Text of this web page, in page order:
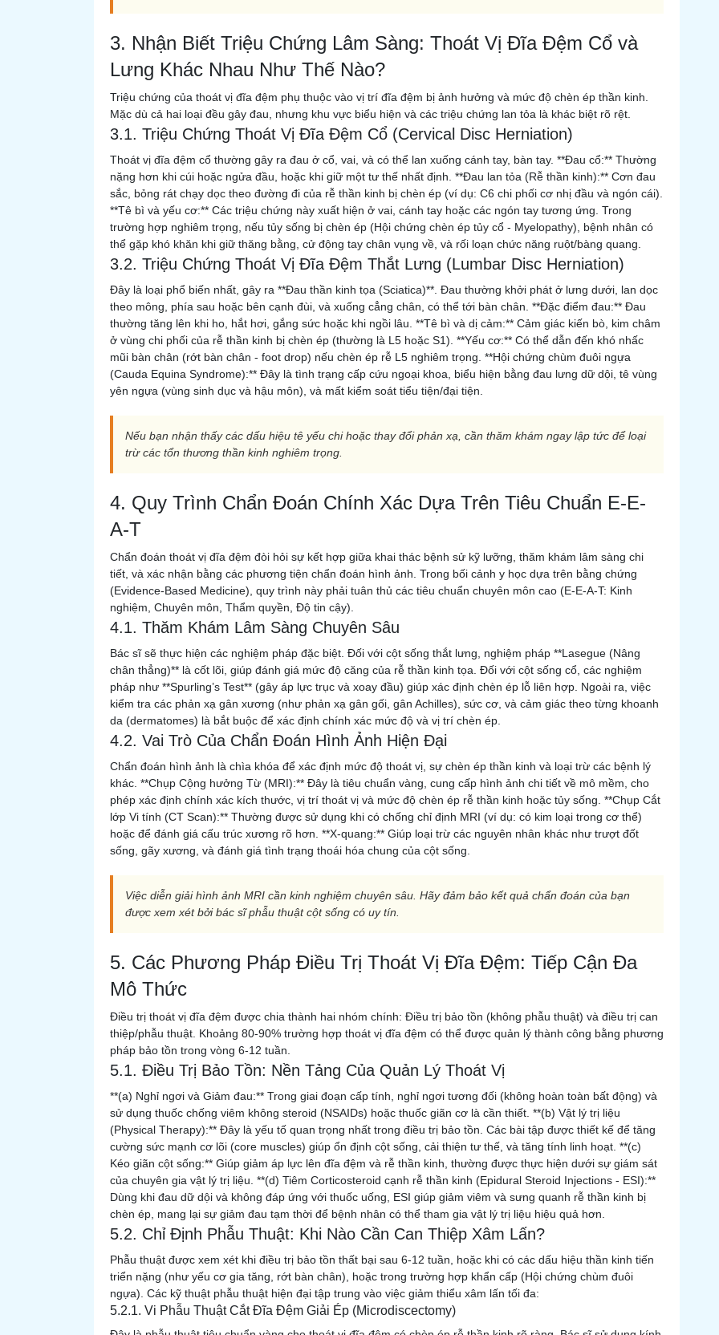
3. Nhận Biết Triệu Chứng Lâm Sàng: Thoát Vị Đĩa Đệm Cổ và
Lưng Khác Nhau Như Thế Nào?
Triệu chứng của thoát vị đĩa đệm phụ thuộc vào vị trí đĩa đệm bị ảnh hưởng và mức độ chèn ép thần kinh.
Mặc dù cả hai loại đều gây đau, nhưng khu vực biểu hiện và các triệu chứng lan tỏa là khác biệt rõ rệt.
3.1. Triệu Chứng Thoát Vị Đĩa Đệm Cổ (Cervical Disc Herniation)
Thoát vị đĩa đệm cổ thường gây ra đau ở cổ, vai, và có thể lan xuống cánh tay, bàn tay. **Đau cổ:** Thường
nặng hơn khi cúi hoặc ngửa đầu, hoặc khi giữ một tư thế nhất định. **Đau lan tỏa (Rễ thần kinh):** Cơn đau
sắc, bỏng rát chạy dọc theo đường đi của rễ thần kinh bị chèn ép (ví dụ: C6 chi phối cơ nhị đầu và ngón cái).
**Tê bì và yếu cơ:** Các triệu chứng này xuất hiện ở vai, cánh tay hoặc các ngón tay tương ứng. Trong
trường hợp nghiêm trọng, nếu tủy sống bị chèn ép (Hội chứng chèn ép tủy cổ - Myelopathy), bệnh nhân có
thể gặp khó khăn khi giữ thăng bằng, cử động tay chân vụng về, và rối loạn chức năng ruột/bàng quang.
3.2. Triệu Chứng Thoát Vị Đĩa Đệm Thắt Lưng (Lumbar Disc Herniation)
Đây là loại phổ biến nhất, gây ra **Đau thần kinh tọa (Sciatica)**. Đau thường khởi phát ở lưng dưới, lan dọc
theo mông, phía sau hoặc bên cạnh đùi, và xuống cẳng chân, có thể tới bàn chân. **Đặc điểm đau:** Đau
thường tăng lên khi ho, hắt hơi, gắng sức hoặc khi ngồi lâu. **Tê bì và dị cảm:** Cảm giác kiến bò, kim châm
ở vùng chi phối của rễ thần kinh bị chèn ép (thường là L5 hoặc S1). **Yếu cơ:** Có thể dẫn đến khó nhấc
mũi bàn chân (rớt bàn chân - foot drop) nếu chèn ép rễ L5 nghiêm trọng. **Hội chứng chùm đuôi ngựa
(Cauda Equina Syndrome):** Đây là tình trạng cấp cứu ngoại khoa, biểu hiện bằng đau lưng dữ dội, tê vùng
yên ngựa (vùng sinh dục và hậu môn), và mất kiểm soát tiểu tiện/đại tiện.
Nếu bạn nhận thấy các dấu hiệu tê yếu chi hoặc thay đổi phản xạ, cần thăm khám ngay lập tức để loại
trừ các tổn thương thần kinh nghiêm trọng.
4. Quy Trình Chẩn Đoán Chính Xác Dựa Trên Tiêu Chuẩn E-E-
A-T
Chẩn đoán thoát vị đĩa đệm đòi hỏi sự kết hợp giữa khai thác bệnh sử kỹ lưỡng, thăm khám lâm sàng chi
tiết, và xác nhận bằng các phương tiện chẩn đoán hình ảnh. Trong bối cảnh y học dựa trên bằng chứng
(Evidence-Based Medicine), quy trình này phải tuân thủ các tiêu chuẩn chuyên môn cao (E-E-A-T: Kinh
nghiệm, Chuyên môn, Thẩm quyền, Độ tin cậy).
4.1. Thăm Khám Lâm Sàng Chuyên Sâu
Bác sĩ sẽ thực hiện các nghiệm pháp đặc biệt. Đối với cột sống thắt lưng, nghiệm pháp **Lasegue (Nâng
chân thẳng)** là cốt lõi, giúp đánh giá mức độ căng của rễ thần kinh tọa. Đối với cột sống cổ, các nghiệm
pháp như **Spurling’s Test** (gây áp lực trục và xoay đầu) giúp xác định chèn ép lỗ liên hợp. Ngoài ra, việc
kiểm tra các phản xạ gân xương (như phản xạ gân gối, gân Achilles), sức cơ, và cảm giác theo từng khoanh
da (dermatomes) là bắt buộc để xác định chính xác mức độ và vị trí chèn ép.
4.2. Vai Trò Của Chẩn Đoán Hình Ảnh Hiện Đại
Chẩn đoán hình ảnh là chìa khóa để xác định mức độ thoát vị, sự chèn ép thần kinh và loại trừ các bệnh lý
khác. **Chụp Cộng hưởng Từ (MRI):** Đây là tiêu chuẩn vàng, cung cấp hình ảnh chi tiết về mô mềm, cho
phép xác định chính xác kích thước, vị trí thoát vị và mức độ chèn ép rễ thần kinh hoặc tủy sống. **Chụp Cắt
lớp Vi tính (CT Scan):** Thường được sử dụng khi có chống chỉ định MRI (ví dụ: có kim loại trong cơ thể)
hoặc để đánh giá cấu trúc xương rõ hơn. **X-quang:** Giúp loại trừ các nguyên nhân khác như trượt đốt
sống, gãy xương, và đánh giá tình trạng thoái hóa chung của cột sống.
Việc diễn giải hình ảnh MRI cần kinh nghiệm chuyên sâu. Hãy đảm bảo kết quả chẩn đoán của bạn
được xem xét bởi bác sĩ phẫu thuật cột sống có uy tín.
5. Các Phương Pháp Điều Trị Thoát Vị Đĩa Đệm: Tiếp Cận Đa
Mô Thức
Điều trị thoát vị đĩa đệm được chia thành hai nhóm chính: Điều trị bảo tồn (không phẫu thuật) và điều trị can
thiệp/phẫu thuật. Khoảng 80-90% trường hợp thoát vị đĩa đệm có thể được quản lý thành công bằng phương
pháp bảo tồn trong vòng 6-12 tuần.
5.1. Điều Trị Bảo Tồn: Nền Tảng Của Quản Lý Thoát Vị
**(a) Nghỉ ngơi và Giảm đau:** Trong giai đoạn cấp tính, nghỉ ngơi tương đối (không hoàn toàn bất động) và
sử dụng thuốc chống viêm không steroid (NSAIDs) hoặc thuốc giãn cơ là cần thiết. **(b) Vật lý trị liệu
(Physical Therapy):** Đây là yếu tố quan trọng nhất trong điều trị bảo tồn. Các bài tập được thiết kế để tăng
cường sức mạnh cơ lõi (core muscles) giúp ổn định cột sống, cải thiện tư thế, và tăng tính linh hoạt. **(c)
Kéo giãn cột sống:** Giúp giảm áp lực lên đĩa đệm và rễ thần kinh, thường được thực hiện dưới sự giám sát
của chuyên gia vật lý trị liệu. **(d) Tiêm Corticosteroid cạnh rễ thần kinh (Epidural Steroid Injections - ESI):**
Dùng khi đau dữ dội và không đáp ứng với thuốc uống, ESI giúp giảm viêm và sưng quanh rễ thần kinh bị
chèn ép, mang lại sự giảm đau tạm thời để bệnh nhân có thể tham gia vật lý trị liệu hiệu quả hơn.
5.2. Chỉ Định Phẫu Thuật: Khi Nào Cần Can Thiệp Xâm Lấn?
Phẫu thuật được xem xét khi điều trị bảo tồn thất bại sau 6-12 tuần, hoặc khi có các dấu hiệu thần kinh tiến
triển nặng (như yếu cơ gia tăng, rớt bàn chân), hoặc trong trường hợp khẩn cấp (Hội chứng chùm đuôi
ngựa). Các kỹ thuật phẫu thuật hiện đại tập trung vào việc giảm thiểu xâm lấn tối đa:
5.2.1. Vi Phẫu Thuật Cắt Đĩa Đệm Giải Ép (Microdiscectomy)